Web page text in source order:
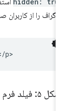
را از کاربران
۵: فیلد فرم